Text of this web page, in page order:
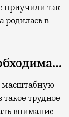
так
родилась в
масштабную
такое трудное
внимание